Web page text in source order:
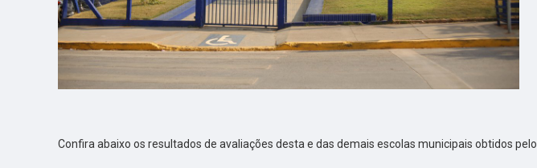
Confira abaixo os resultados de avaliações desta e das demais escolas municipais obtidos pelo